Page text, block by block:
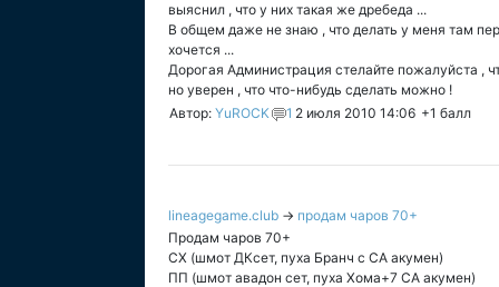
выяснил , что у них такая же дребеда ...
В общем даже не знаю , что делать у меня там
хочется ...
Дорогая Администрация стелайте пожалуйста ,
но уверен , что что-нибудь сделать можно !
Автор: YuROCK 1 2 июля 2010 14:06 +1 балл
lineagegame.club → продам чаров 70+
Продам чаров 70+
СХ (шмот ДКсет, пуха Бранч с СА акумен)
ПП (шмот авадон сет, пуха Хома+7 СА акумен)